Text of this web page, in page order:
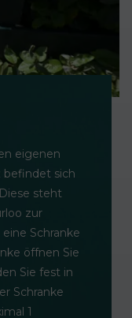
eigenen
befindet sich
steht
zur
Schranke
öffnen Sie
Sie fest in
Schranke
1